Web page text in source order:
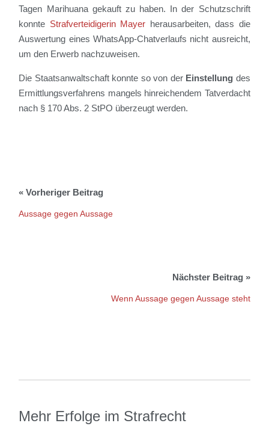
Tagen Marihuana gekauft zu haben. In der Schutzschrift
konnte Strafverteidigerin Mayer herausarbeiten, dass die
Auswertung eines WhatsApp-Chatverlaufs nicht ausreicht,
um den Erwerb nachzuweisen.
Die Staatsanwaltschaft konnte so von der Einstellung des
Ermittlungsverfahrens mangels hinreichendem Tatverdacht
nach § 170 Abs. 2 StPO überzeugt werden.
Aussage gegen Aussage
Wenn Aussage gegen Aussage steht
Mehr Erfolge im Strafrecht